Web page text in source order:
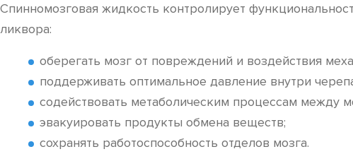
Спинномозговая жидкость контролирует
ликвора:
оберегать мозг от повреждений и воздействия
поддерживать оптимальное давление внутри
содействовать метаболическим процессам между
эвакуировать продукты обмена веществ;
сохранять работоспособность отделов мозга.